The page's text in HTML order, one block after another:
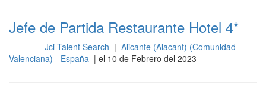
Jefe de Partida Restaurante Hotel 4*
Jci Talent Search | Alicante (Alacant) (Comunidad
Valenciana) - España | el 10 de Febrero del 2023